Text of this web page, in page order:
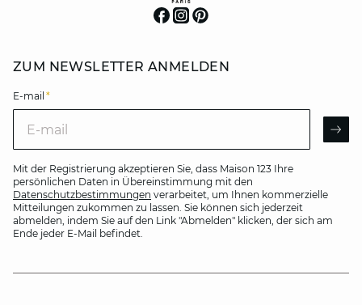
ZUM NEWSLETTER ANMELDEN
E-mail *
Mit der Registrierung akzeptieren Sie, dass Maison 123 Ihre
persönlichen Daten in Übereinstimmung mit den
Datenschutzbestimmungen verarbeitet, um Ihnen kommerzielle
Mitteilungen zukommen zu lassen. Sie können sich jederzeit
abmelden, indem Sie auf den Link "Abmelden" klicken, der sich am
Ende jeder E-Mail befindet.